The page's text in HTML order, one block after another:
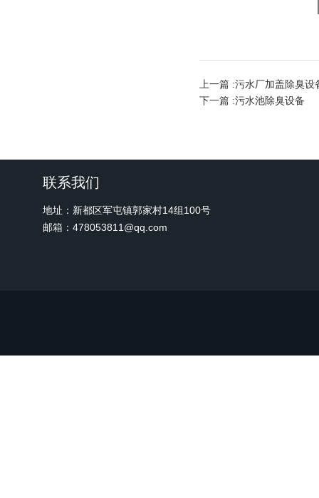
上一篇 :污水厂加盖除臭设
下一篇 :污水池除臭设备
联系我们
地址：新都区军屯镇郭家村14组100号
邮箱：478053811@qq.com